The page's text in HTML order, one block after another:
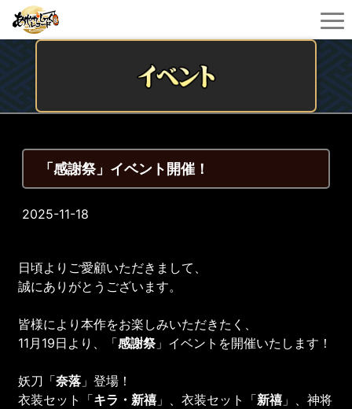
「感謝祭」イベント開催！
2025-11-18
日頃よりご愛顧いただきまして、
誠にありがとうございます。
皆様により本作をお楽しみいただきたく、
11月19日より、「感謝祭」イベントを開催いたします！
妖刀「奈落 」登場！
衣装セット「キラ・新禧」、衣装セット「新禧」、神将